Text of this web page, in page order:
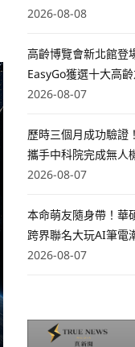
2026-08-08
高齡博覽會新北館登
EasyGo獲選十大高
2026-08-07
歷時三個月成功驗證
攜手中科院完成無人
2026-08-07
本命萌友隨身帶！華
跨界聯名大玩AI筆電
2026-08-07